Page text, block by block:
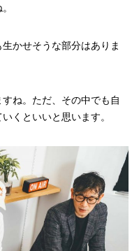
かせそうな部分はありま
ね。ただ、その中でも自
くといいと思います。